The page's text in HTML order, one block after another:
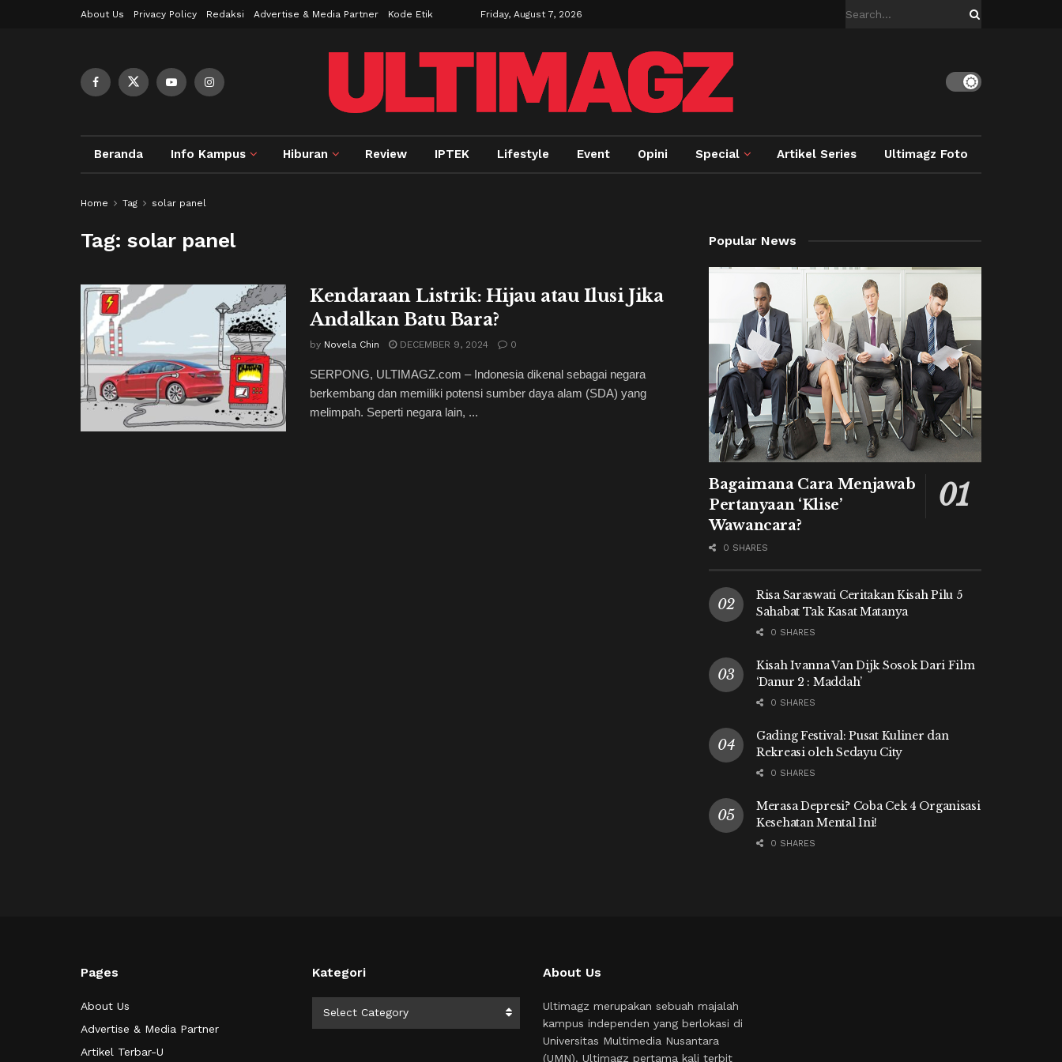
About Us Privacy Policy Redaksi Advertise & Media Partner Kode Etik Friday, August 7, 2026
Beranda Info Kampus Hiburan Review IPTEK Lifestyle Event Opini Special Artikel Series Ultimagz Foto
Home Tag solar panel
Tag:solar panel
Kendaraan Listrik: Hijau atau Ilusi Jika
Andalkan Batu Bara?
by Novela Chin DECEMBER 9, 2024 0
SERPONG, ULTIMAGZ.com – Indonesia dikenal sebagai negara
berkembang dan memiliki potensi sumber daya alam (SDA) yang
melimpah. Seperti negara lain, ...
Popular News
Bagaimana Cara Menjawab
Pertanyaan ‘Klise’
Wawancara?
0 SHARES
Risa Saraswati Ceritakan Kisah Pilu 5
Sahabat Tak Kasat Matanya
0 SHARES
Kisah Ivanna Van Dijk Sosok Dari Film
‘Danur 2 : Maddah’
0 SHARES
Gading Festival: Pusat Kuliner dan
Rekreasi oleh Sedayu City
0 SHARES
Merasa Depresi? Coba Cek 4 Organisasi
Kesehatan Mental Ini!
0 SHARES
Pages
About Us
Advertise & Media Partner
Artikel Terbar-U
Kategori
Select Category
About Us
Ultimagz merupakan sebuah majalah
kampus independen yang berlokasi di
Universitas Multimedia Nusantara
(UMN). Ultimagz pertama kali terbit